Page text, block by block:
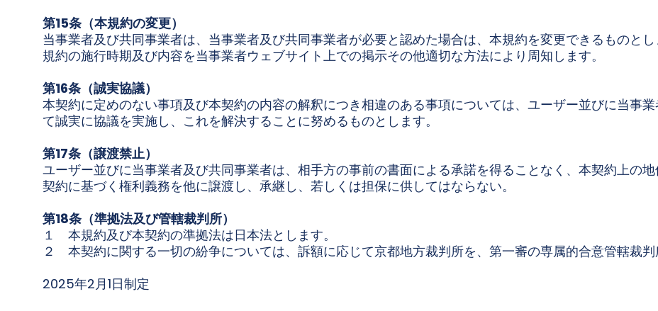
第15条（本規約の変更）
当事業者及び共同事業者は、当事業者及び共同事業者が必要と認めた場合は、本規約を変更できるものと
規約の施行時期及び内容を当事業者ウェブサイト上での掲示その他適切な方法により周知します。
第16条（誠実協議）
本契約に定めのない事項及び本契約の内容の解釈につき相違のある事項については、ユーザー並びに当事
て誠実に協議を実施し、これを解決することに努めるものとします。
第17条（譲渡禁止）
ユーザー並びに当事業者及び共同事業者は、相手方の事前の書面による承諾を得ることなく、本契約上の
契約に基づく権利義務を他に譲渡し、承継し、若しくは担保に供してはならない。
第18条（準拠法及び管轄裁判所）
１ 本規約及び本契約の準拠法は日本法とします。
２ 本契約に関する一切の紛争については、訴額に応じて京都地方裁判所を、第一審の専属的合意管轄裁判
2025年2月1日制定